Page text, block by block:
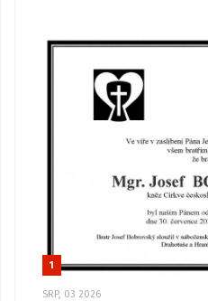
1
SRP, 03 2026